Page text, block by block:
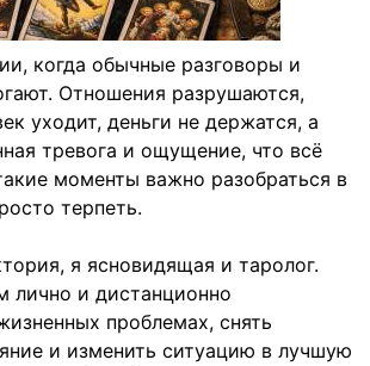
когда обычные разговоры и
Отношения разрушаются,
уходит, деньги не держатся, а
тревога и ощущение, что всё
моменты важно разобраться в
терпеть.
я ясновидящая и таролог.
и дистанционно
проблемах, снять
и изменить ситуацию в лучшую